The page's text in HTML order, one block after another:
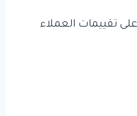
تقييمات العملاء